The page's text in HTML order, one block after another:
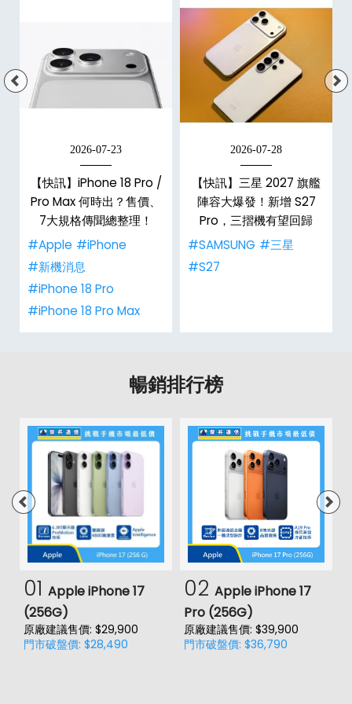
2026-07-23
【快訊】iPhone 18 Pro /
Pro Max 何時出？售價、
7大規格傳聞總整理！
#Apple #iPhone
#新機消息
#iPhone 18 Pro
#iPhone 18 Pro Max
2026-07-28
【快訊】三星 2027 旗艦
陣容大爆發！新增 S27
Pro，三摺機有望回歸
#SAMSUNG #三星
#S27
暢銷排行榜
01 Apple iPhone 17
(256G)
原廠建議售價: $29,900
門市破盤價: $28,490
02 Apple iPhone 17
Pro (256G)
原廠建議售價: $39,900
門市破盤價: $36,790